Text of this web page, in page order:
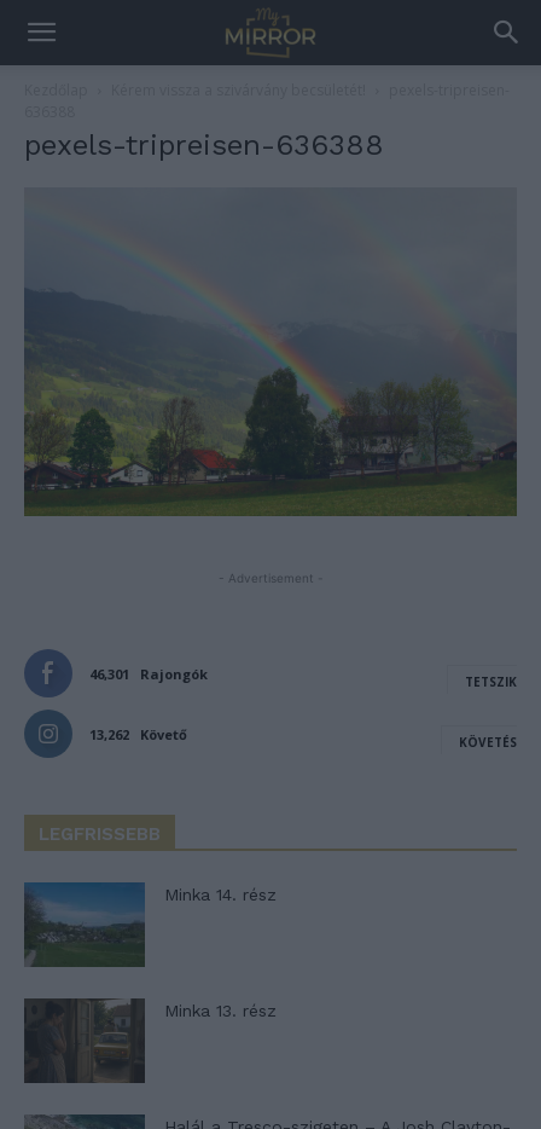
pexels-tripreisen-636388
- Advertisement -
46,301 Rajongók TETSZIK
13,262 Követő KÖVETÉS
LEGFRISSEBB
Minka 14. rész
Minka 13. rész